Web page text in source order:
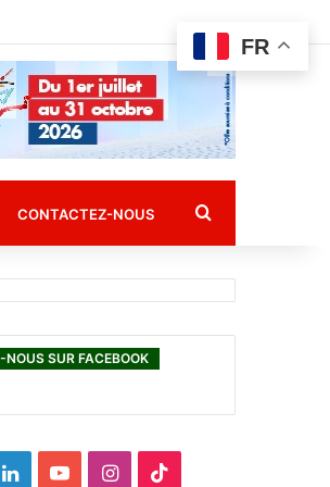
CONTACTEZ-NOUS Rechercher
NOUS SUR FACEBOOK
L
I
FR